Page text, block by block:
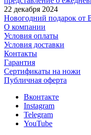
22 декабря 2024
Новогодний подарок от
О компании
Условия оплаты
Условия доставки
Контакты
Гарантия
Сертификаты на ножи
Публичная оферта
Вконтакте
Instagram
Telegram
YouTube